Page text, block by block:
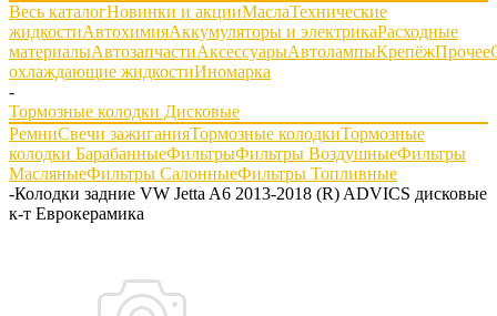
Весь каталогНовинки и акцииМаслаТехнические
жидкостиАвтохимияАккумуляторы и электрикаРасходные
материалыАвтозапчастиАксессуарыАвтолампыКрепёжПрочее
охлаждающие жидкостиИномарка
-
Тормозные колодки Дисковые
РемниСвечи зажиганияТормозные колодкиТормозные
колодки БарабанныеФильтрыФильтры ВоздушныеФильтры
МасляныеФильтры СалонныеФильтры Топливные
-Колодки задние VW Jetta A6 2013-2018 (R) ADVICS дисковые
к-т Еврокерамика